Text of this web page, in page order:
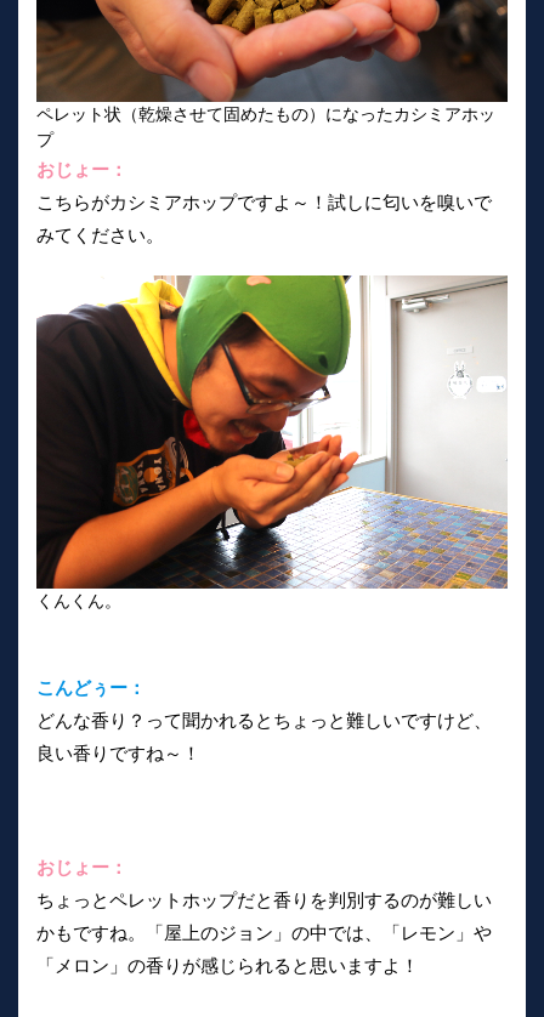
ペレット状（乾燥させて固めたもの）になったカシミアホッ
プ
おじょー：
こちらがカシミアホップですよ～！試しに匂いを嗅いで
みてください。
くんくん。
こんどぅー：
どんな香り？って聞かれるとちょっと難しいですけど、
良い香りですね～！
おじょー：
ちょっとペレットホップだと香りを判別するのが難しい
かもですね。「屋上のジョン」の中では、「レモン」や
「メロン」の香りが感じられると思いますよ！